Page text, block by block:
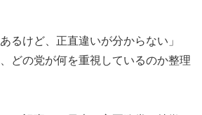
るけど、正直違いが分からない」
どの党が何を重視しているのか整理